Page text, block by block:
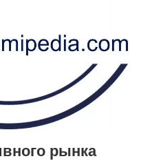
рынка